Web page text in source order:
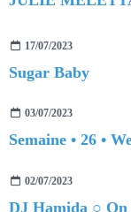
17/07/2023
Sugar Baby
03/07/2023
Semaine • 26 •
02/07/2023
DJ Hamida ○